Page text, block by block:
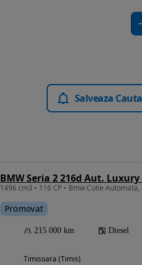
Salveaza
BMW Seria 2 216d Aut.
Promovat
215 000 km Diesel
Timisoara (Timis)